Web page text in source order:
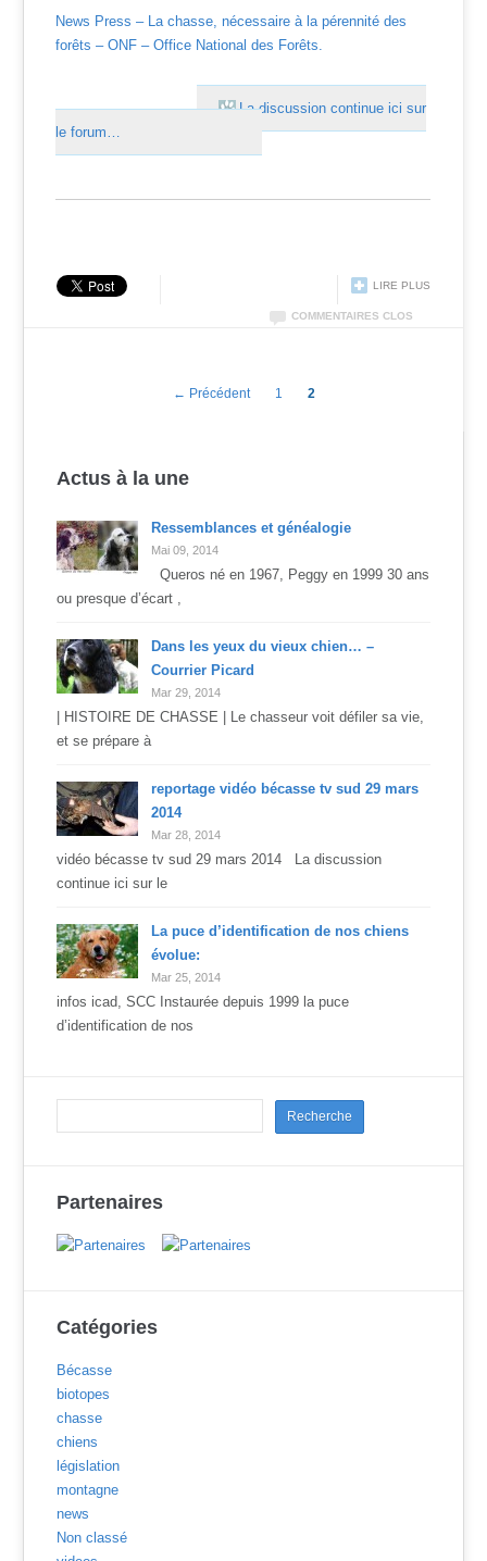
News Press – La chasse, nécessaire à la pérennité des
forêts – ONF – Office National des Forêts.
La discussion continue ici sur
le forum…
LIRE PLUS
COMMENTAIRES CLOS
← Précédent 1 2
Actus à la une
Ressemblances et généalogie
Mai 09, 2014
Queros né en 1967, Peggy en 1999 30 ans
ou presque d’écart ,
Dans les yeux du vieux chien… –
Courrier Picard
Mar 29, 2014
| HISTOIRE DE CHASSE | Le chasseur voit défiler sa vie,
et se prépare à
reportage vidéo bécasse tv sud 29 mars
2014
Mar 28, 2014
vidéo bécasse tv sud 29 mars 2014 La discussion
continue ici sur le
La puce d’identification de nos chiens
évolue:
Mar 25, 2014
infos icad, SCC Instaurée depuis 1999 la puce
d’identification de nos
Partenaires
Catégories
Bécasse
biotopes
chasse
chiens
législation
montagne
news
Non classé